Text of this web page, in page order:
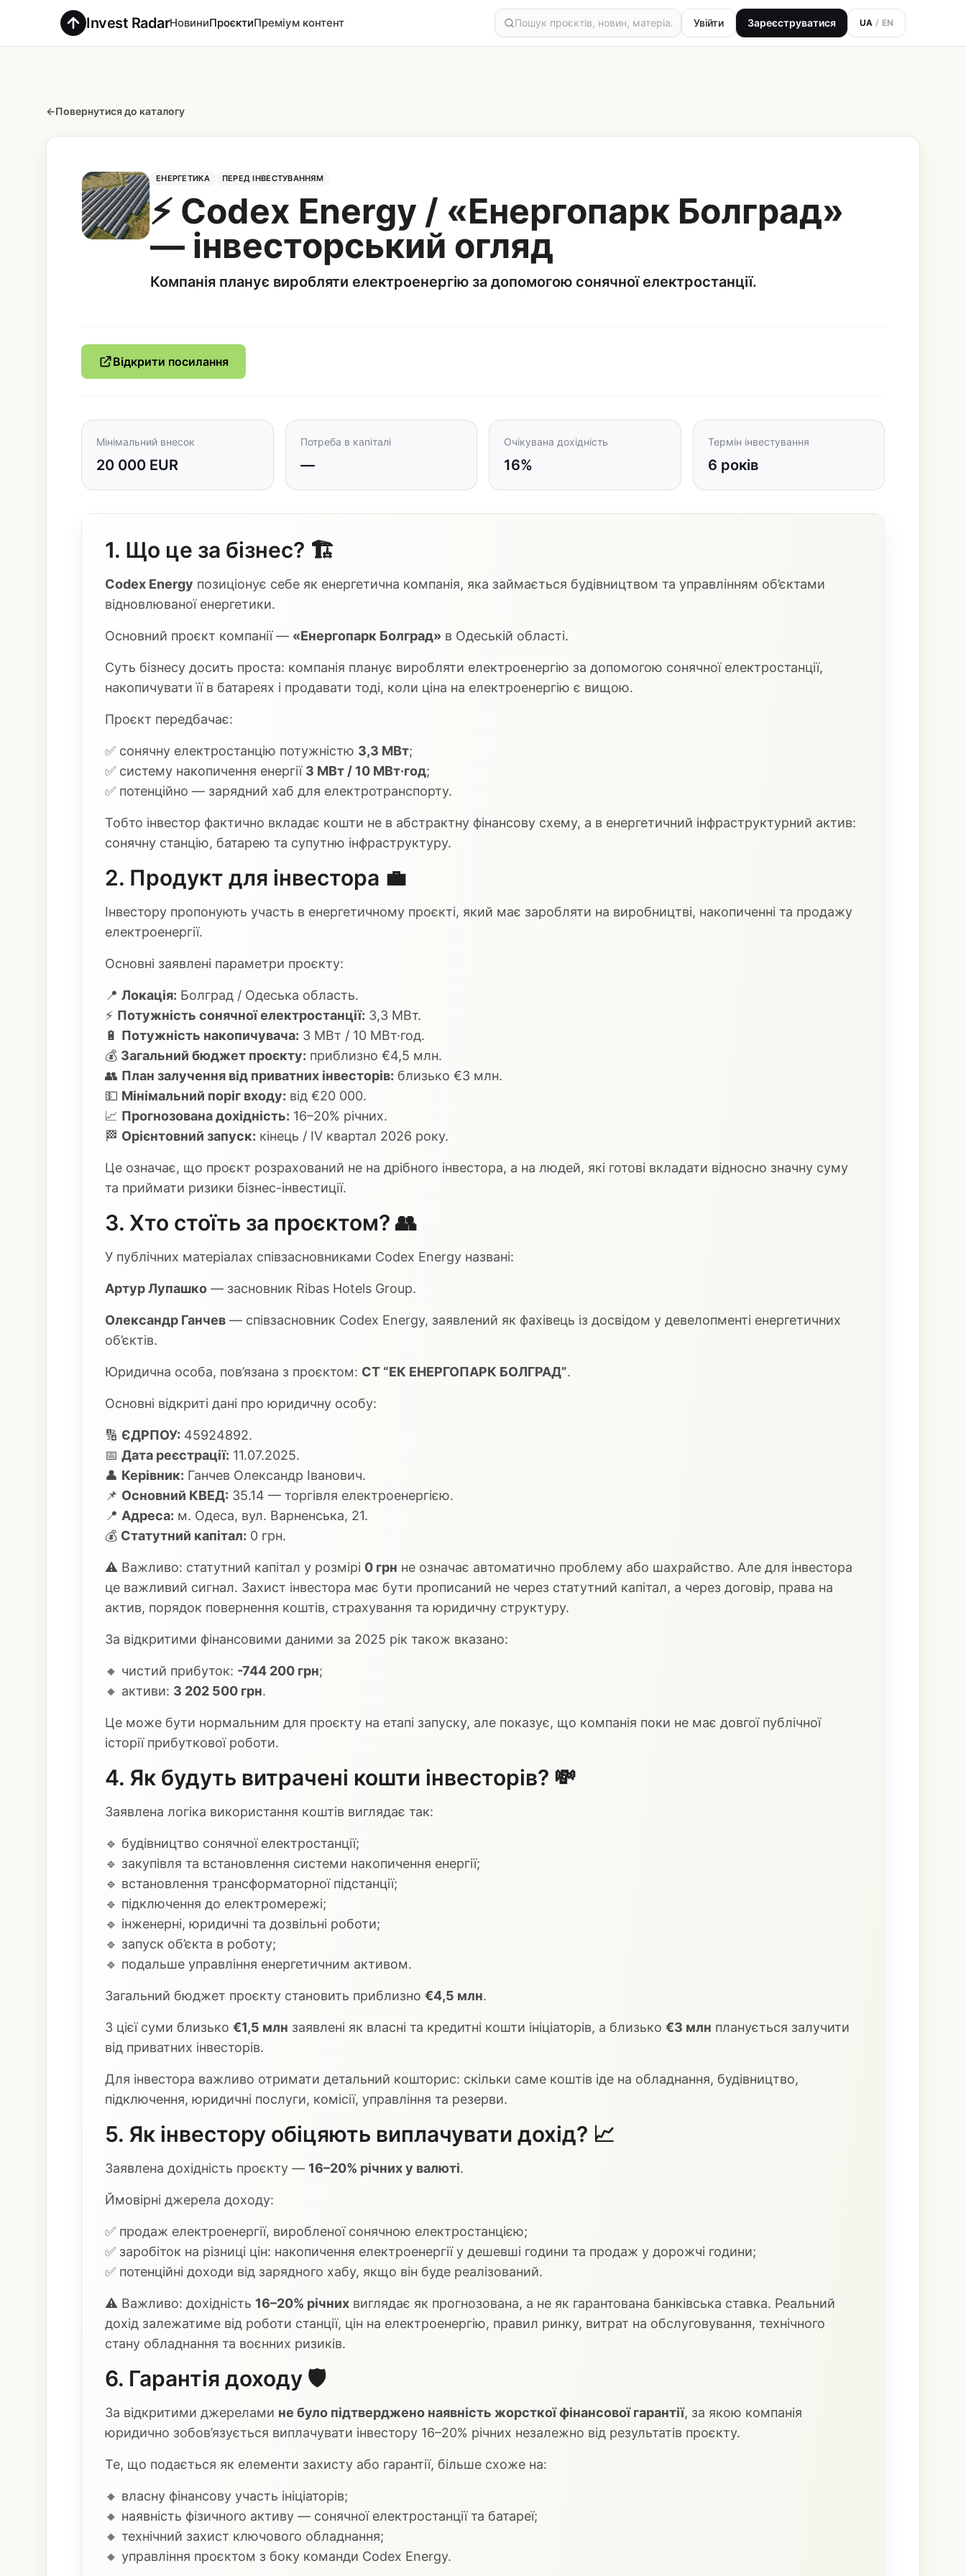
Invest RadarНовиниПроєктиПреміум контент Увійти Зареєструватися UA / EN
←Повернутися до каталогу
ЕНЕРГЕТИКА ПЕРЕД ІНВЕСТУВАННЯМ
⚡ Codex Energy / «Енергопарк Болград»
— інвесторський огляд
Компанія планує виробляти електроенергію за допомогою сонячної електростанції.
Відкрити посилання
Мінімальний внесок
20 000 EUR
Потреба в капіталі
—
Очікувана дохідність
16%
Термін інвестування
6 років
1. Що це за бізнес? 🏗️
Codex Energy позиціонує себе як енергетична компанія, яка займається будівництвом та управлінням об’єктами
відновлюваної енергетики.
Основний проєкт компанії — «Енергопарк Болград» в Одеській області.
Суть бізнесу досить проста: компанія планує виробляти електроенергію за допомогою сонячної електростанції,
накопичувати її в батареях і продавати тоді, коли ціна на електроенергію є вищою.
Проєкт передбачає:
✅ сонячну електростанцію потужністю 3,3 МВт;
✅ систему накопичення енергії 3 МВт / 10 МВт·год;
✅ потенційно — зарядний хаб для електротранспорту.
Тобто інвестор фактично вкладає кошти не в абстрактну фінансову схему, а в енергетичний інфраструктурний актив:
сонячну станцію, батарею та супутню інфраструктуру.
2. Продукт для інвестора 💼
Інвестору пропонують участь в енергетичному проєкті, який має заробляти на виробництві, накопиченні та продажу
електроенергії.
Основні заявлені параметри проєкту:
📍 Локація: Болград / Одеська область.
⚡ Потужність сонячної електростанції: 3,3 МВт.
🔋 Потужність накопичувача: 3 МВт / 10 МВт·год.
💰 Загальний бюджет проєкту: приблизно €4,5 млн.
👥 План залучення від приватних інвесторів: близько €3 млн.
💵 Мінімальний поріг входу: від €20 000.
📈 Прогнозована дохідність: 16–20% річних.
🏁 Орієнтовний запуск: кінець / IV квартал 2026 року.
Це означає, що проєкт розрахований не на дрібного інвестора, а на людей, які готові вкладати відносно значну суму
та приймати ризики бізнес-інвестиції.
3. Хто стоїть за проєктом? 👥
У публічних матеріалах співзасновниками Codex Energy названі:
Артур Лупашко — засновник Ribas Hotels Group.
Олександр Ганчев — співзасновник Codex Energy, заявлений як фахівець із досвідом у девелопменті енергетичних
об’єктів.
Юридична особа, пов’язана з проєктом: СТ “ЕК ЕНЕРГОПАРК БОЛГРАД”.
Основні відкриті дані про юридичну особу:
🔢 ЄДРПОУ: 45924892.
📅 Дата реєстрації: 11.07.2025.
👤 Керівник: Ганчев Олександр Іванович.
📌 Основний КВЕД: 35.14 — торгівля електроенергією.
📍 Адреса: м. Одеса, вул. Варненська, 21.
💰 Статутний капітал: 0 грн.
⚠️ Важливо: статутний капітал у розмірі 0 грн не означає автоматично проблему або шахрайство. Але для інвестора
це важливий сигнал. Захист інвестора має бути прописаний не через статутний капітал, а через договір, права на
актив, порядок повернення коштів, страхування та юридичну структуру.
За відкритими фінансовими даними за 2025 рік також вказано:
🔸 чистий прибуток: -744 200 грн;
🔸 активи: 3 202 500 грн.
Це може бути нормальним для проєкту на етапі запуску, але показує, що компанія поки не має довгої публічної
історії прибуткової роботи.
4. Як будуть витрачені кошти інвесторів? 💸
Заявлена логіка використання коштів виглядає так:
🔹 будівництво сонячної електростанції;
🔹 закупівля та встановлення системи накопичення енергії;
🔹 встановлення трансформаторної підстанції;
🔹 підключення до електромережі;
🔹 інженерні, юридичні та дозвільні роботи;
🔹 запуск об’єкта в роботу;
🔹 подальше управління енергетичним активом.
Загальний бюджет проєкту становить приблизно €4,5 млн.
З цієї суми близько €1,5 млн заявлені як власні та кредитні кошти ініціаторів, а близько €3 млн планується залучити
від приватних інвесторів.
Для інвестора важливо отримати детальний кошторис: скільки саме коштів іде на обладнання, будівництво,
підключення, юридичні послуги, комісії, управління та резерви.
5. Як інвестору обіцяють виплачувати дохід? 📈
Заявлена дохідність проєкту — 16–20% річних у валюті.
Ймовірні джерела доходу:
✅ продаж електроенергії, виробленої сонячною електростанцією;
✅ заробіток на різниці цін: накопичення електроенергії у дешевші години та продаж у дорожчі години;
✅ потенційні доходи від зарядного хабу, якщо він буде реалізований.
⚠️ Важливо: дохідність 16–20% річних виглядає як прогнозована, а не як гарантована банківська ставка. Реальний
дохід залежатиме від роботи станції, цін на електроенергію, правил ринку, витрат на обслуговування, технічного
стану обладнання та воєнних ризиків.
6. Гарантія доходу 🛡️
За відкритими джерелами не було підтверджено наявність жорсткої фінансової гарантії, за якою компанія
юридично зобов’язується виплачувати інвестору 16–20% річних незалежно від результатів проєкту.
Те, що подається як елементи захисту або гарантії, більше схоже на:
🔸 власну фінансову участь ініціаторів;
🔸 наявність фізичного активу — сонячної електростанції та батареї;
🔸 технічний захист ключового обладнання;
🔸 управління проєктом з боку команди Codex Energy.